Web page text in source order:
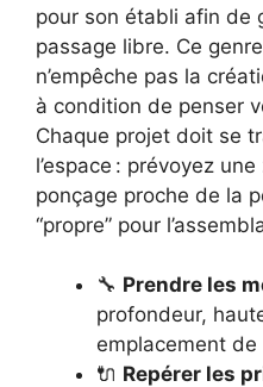
pour son établi afin de
passage libre. Ce
n’empêche pas la
à condition de penser
Chaque projet doit se
l’espace : prévoyez
ponçage proche de la
“propre” pour
🔧 Prendre les
profondeur,
emplacement de
🔌 Repérer les